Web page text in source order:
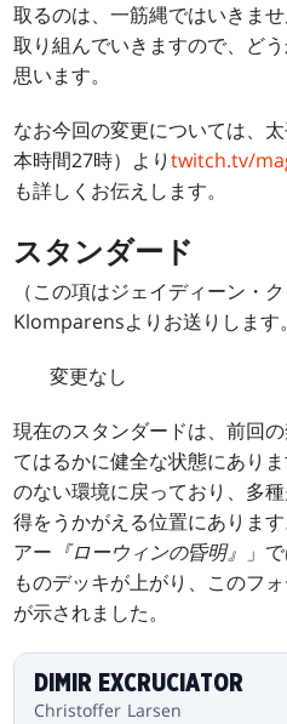
取るのは、一筋縄ではいきま
取り組んでいきますので、ど
思います。
なお今回の変更については、
本時間27時）よりtwitch.tv/
も詳しくお伝えします。
スタンダード
（この項はジェイディーン・
Klomparensよりお送りします
変更なし
現在のスタンダードは、前回
てはるかに健全な状態にあり
のない環境に戻っており、多
得をうかがえる位置にありま
アー 『ローウィンの昏明』 」
ものデッキが上がり、このフ
が示されました。
DIMIR EXCRUCIATOR
Christoffer Larsen